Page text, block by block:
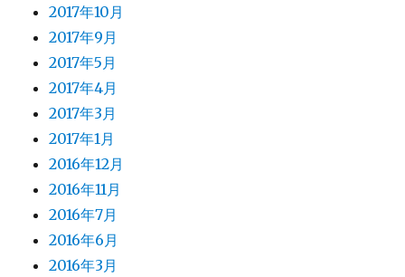
2017年10月
2017年9月
2017年5月
2017年4月
2017年3月
2017年1月
2016年12月
2016年11月
2016年7月
2016年6月
2016年3月